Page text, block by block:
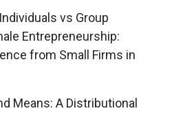
vs Group
Entrepreneurship:
from Small Firms in
Means: A Distributional